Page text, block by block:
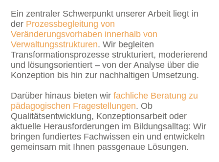
Ein zentraler Schwerpunkt unserer Arbeit liegt in
der Prozessbegleitung von
Veränderungsvorhaben innerhalb von
Verwaltungsstrukturen. Wir begleiten
Transformationsprozesse strukturiert, moderierend
und lösungsorientiert – von der Analyse über die
Konzeption bis hin zur nachhaltigen Umsetzung.
Darüber hinaus bieten wirfachliche Beratung zu
pädagogischen Fragestellungen. Ob
Qualitätsentwicklung, Konzeptionsarbeit oder
aktuelle Herausforderungen im Bildungsalltag: Wir
bringen fundiertes Fachwissen ein und entwickeln
gemeinsam mit Ihnen passgenaue Lösungen.